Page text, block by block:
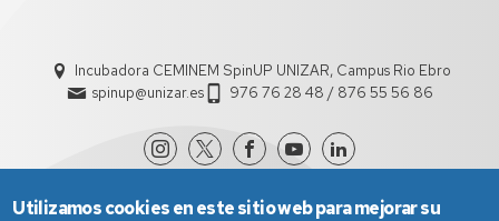
Incubadora CEMINEM SpinUP UNIZAR, Campus Rio Ebro
spinup@unizar.es
976 76 28 48 / 876 55 56 86
Utilizamos cookies en este sitio web para mejorar su